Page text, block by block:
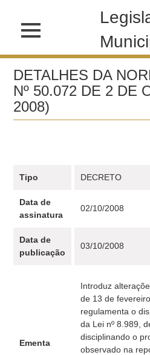
DETALHES DA
Nº 50.072 DE 2 DE
2008)
Tipo DECRETO
Data de
assinatura
02/10/2008
Data de
publicação
03/10/2008
Ementa
Introduz
de 13 de
regulamenta o
da Lei nº 8.989,
disciplinando o
observado na